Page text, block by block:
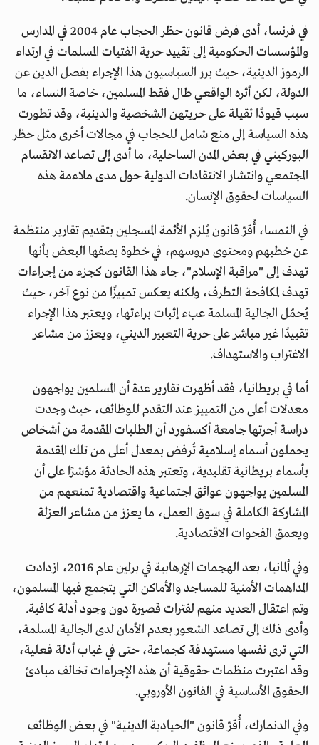
في فرنسا، أدى فرض قانون حظر الحجاب عام 2004 في المدارس
والمؤسسات الحكومية إلى تقييد حرية الفتيات المسلمات في ارتداء
الرموز الدينية، حيث برر السياسيون هذا الإجراء بفصل الدين عن
الدولة، لكن أثره الواقعي طال فقط المسلمين، خاصة النساء، ما
سبب قيودًا ثقيلة على حريتهن الشخصية والدينية، وقد تطورت
هذه السياسة إلى منع شامل للحجاب في مجالات أخرى مثل حظر
البوركيني في بعض المدن الساحلية، ما أدى إلى تصاعد الانقسام
المجتمعي وانتشار الانتقادات الدولية حول مدى ملاءمة هذه
السياسات لحقوق الإنسان.
في النمسا، أُقرّ قانون يُلزم الأئمة المسجلين بتقديم تقارير منتظمة
عن خطبهم ومحتوى دروسهم، في خطوة يصفها البعض بأنها
تهدف إلى "مراقبة الإسلام"، جاء هذا القانون كجزء من إجراءات
تهدف لمكافحة التطرف، ولكنه يعكس تمييزًا من نوع آخر، حيث
يُحمّل الجالية المسلمة عبء إثبات براءتها، ويعتبر هذا الإجراء
تقييدًا غير مباشر على حرية التعبير الديني، ويعزز من مشاعر
الاغتراب والاستهداف.
أما في بريطانيا، فقد أظهرت تقارير عدة أن المسلمين يواجهون
معدلات أعلى من التمييز عند التقدم للوظائف، حيث وجدت
دراسة أجرتها جامعة أكسفورد أن الطلبات المقدمة من أشخاص
يحملون أسماء إسلامية تُرفض بمعدل أعلى من تلك المقدمة
بأسماء بريطانية تقليدية، وتعتبر هذه الحادثة مؤشرًا على أن
المسلمين يواجهون عوائق اجتماعية واقتصادية تمنعهم من
المشاركة الكاملة في سوق العمل، ما يعزز من مشاعر العزلة
ويعمق الفجوات الاقتصادية.
وفي ألمانيا، بعد الهجمات الإرهابية في برلين عام 2016، ازدادت
المداهمات الأمنية للمساجد والأماكن التي يتجمع فيها المسلمون،
وتم اعتقال العديد منهم لفترات قصيرة دون وجود أدلة كافية.
وأدى ذلك إلى تصاعد الشعور بعدم الأمان لدى الجالية المسلمة،
التي ترى نفسها مستهدفة كجماعة، حتى في غياب أدلة فعلية،
وقد اعتبرت منظمات حقوقية أن هذه الإجراءات تخالف مبادئ
الحقوق الأساسية في القانون الأوروبي.
وفي الدنمارك، أُقرّ قانون "الحيادية الدينية" في بعض الوظائف